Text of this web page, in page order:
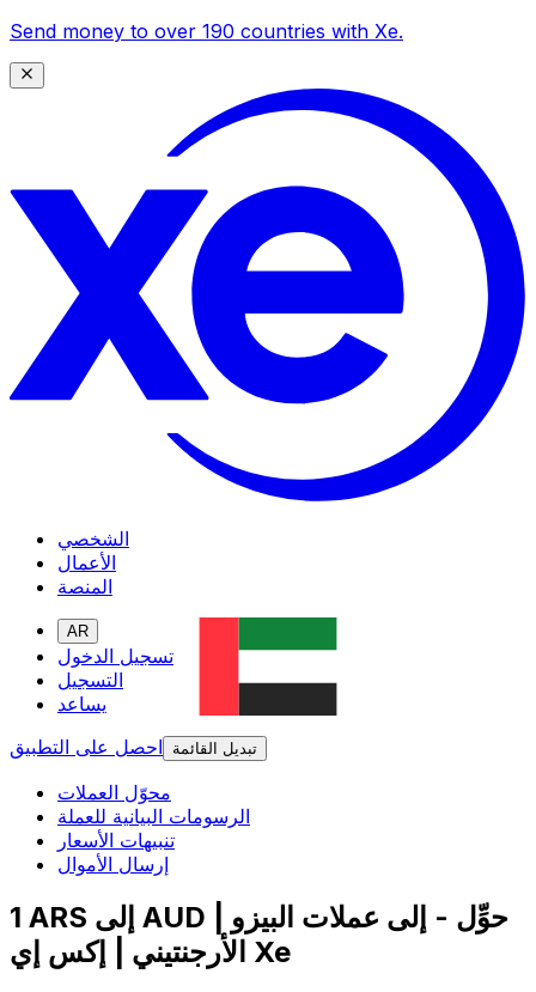
Send money to over 190 countries with Xe.
الشخصي
الأعمال
المنصة
AR
تسجيل الدخول
التسجيل
يساعد
احصل على التطبيق
تبديل القائمة
محوّل العملات
الرسومات البيانية للعملة
تنبيهات الأسعار
إرسال الأموال
1 ARS إلى AUD | حوِّل - إلى عملات البيزو
الأرجنتيني | إكس إي Xe